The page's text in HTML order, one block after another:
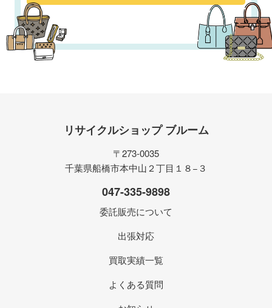
リサイクルショップ ブルーム
〒273-0035
千葉県船橋市本中山２丁目１８−３
047-335-9898
委託販売について
出張対応
買取実績一覧
よくある質問